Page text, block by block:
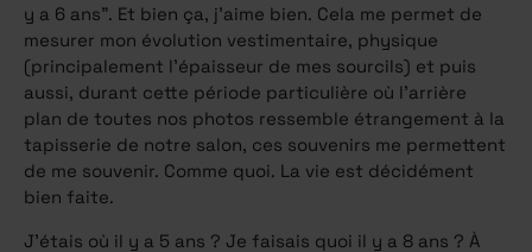
y a 6 ans”. Et bien ça, j’aime bien. Cela me permet de
mesurer mon évolution vestimentaire, physique
(principalement l’épaisseur de mes sourcils) et puis
aussi, durant cette période particulière où l’arrière
plan de toutes nos photos ressemble étrangement à la
tapisserie de notre salon, ces souvenirs me permettent
de me souvenir. Comme quoi. La vie est décidément
bien faite.
J’étais où il y a 5 ans ? Je faisais quoi il y a 8 ans ? À